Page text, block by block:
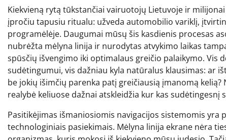
Kiekvieną rytą tūkstančiai vairuotojų Lietuvoje ir
įpročiu tapusiu ritualu: užveda automobilio variklį,
programėlėje. Daugumai mūsų šis kasdienis procesas
nubrėžta mėlyna linija ir nurodytas atvykimo laikas
spūsčių išvengimo iki optimalaus greičio palaikymo.
sudėtingumui, vis dažniau kyla natūralus klausimas: ar
be jokių išimčių parenka patį greičiausią įmanomą
realybė keliuose dažnai atskleidžia kur kas
Pasitikėjimas išmaniosiomis navigacijos sistemomis
technologiniais pasiekimais. Mėlyna linija ekrane nėra